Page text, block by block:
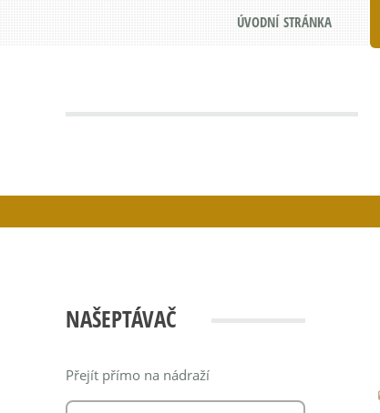
ÚVODNÍ STRÁNKA
NAŠEPTÁVAČ
Přejít přímo na nádraží